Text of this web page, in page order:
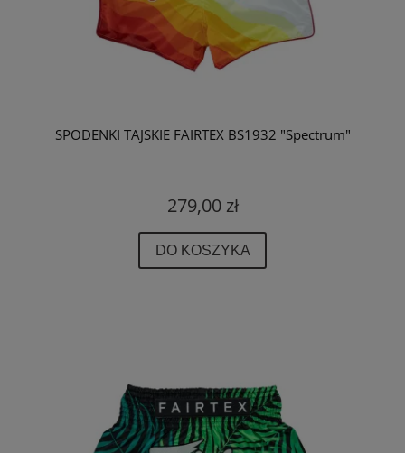
SPODENKI TAJSKIE FAIRTEX BS1932 "Spectrum"
279,00 zł
DO KOSZYKA